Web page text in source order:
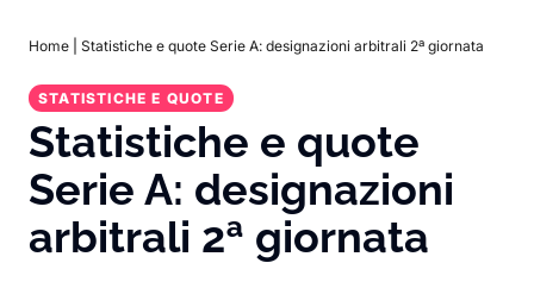
Home Statistiche e quote Serie A: designazioni arbitrali 2ª giornata
STATISTICHE E QUOTE
Statistiche e quote
Serie A: designazioni
arbitrali 2ª giornata